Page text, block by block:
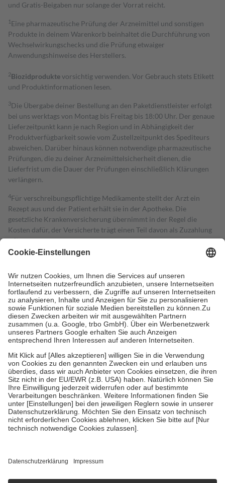
und Gratis-Beigaben nur solange der Vorrat reicht.
1 Eine pharmazeutische Prüfung der Arzneimittel und sonstigen
Produkte in deinem Warenkorb beinhaltet die Durchführung von
Wechselwirkungschecks und die Prüfung etwaiger
Anwendungshinweise des Herstellers.
2Biozidproduktevorsichtig verwenden. Vor Gebrauch stets Etikett
und Produktinformationen lesen.
3Die Übergabe deiner Bestellung an den Paketdienstleister erfolgt
bei uns werktags von Montag bis Freitag bis 18:00 Uhr. Der genaue
Lieferzeitpunkt kann je nach Region und in Abhängigkeit der
Produktverfügbarkeit sowie vom Zustellzeitpunkt des Spediteurs
abweichen. Darüber hinaus können notwendige pharmazeutische
Prüfungen, die zu deiner Arzneimittelsicherheit dienen, die
Lieferfrist um die Dauer der Prüfungen einschließlich Klärungen
verlängern.
4Für verschreibungspflichtige Medikamente stellt der Arzt ein
Rezept aus und der Patient erhält sie in der Apotheke. Die
gesetzliche Krankenversicherung übernimmt in der Regel die
Kosten dafür, der Versicherte trägt einen Teil davon als Zuzahlung
mit.
Grundsätzlich leisten Mitglieder Zuzahlungen in Höhe von zehn
höchstens zehn Euro.
Es sind jedoch nie mehr als die tatsächlichen
Kosten der Leistung zu entrichten.
Diese Regeln gelten grundsätzlich auch für Online-Apotheken.
Bei Heilmitteln und häuslicher Krankenpflege beträgt die
Zuzahlung zehn Prozent der Kosten sowie zehn Euro je
Verordnung.
Um das Engagement der Versicherten für ihre eigene Gesundheit zu
stärken und die besondere Stellung der Familie zu unterstützen,
fallenkeine Zuzahlungenan bei:
• Kindern und Jugendlichen bis zum vollendeten 18. Lebensjahr
mit Ausnahme der Fahrkosten
• Untersuchungen zur Vorsorge und Früherkennung, die von der
GKV getragen werden
• empfohlenen Schutzimpfungen
• Harn- und Blutteststreifen
getroffen, um sicherzustellen, dass es sich um echte Bewertungen
https://help.etrusted.com/hc/de/articles/4419944605341